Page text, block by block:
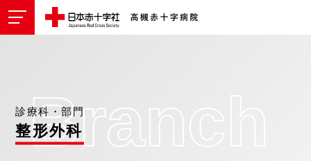
診療科・部門
整形外科Branch